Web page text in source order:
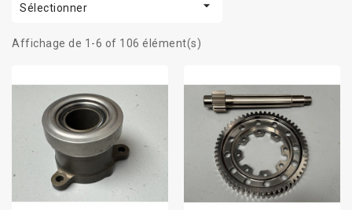
Sélectionner 
Affichage de 1-6 of 106 élément(s)